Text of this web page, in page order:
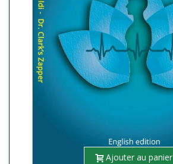
Ajouter au panier